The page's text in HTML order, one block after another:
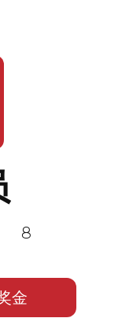
金